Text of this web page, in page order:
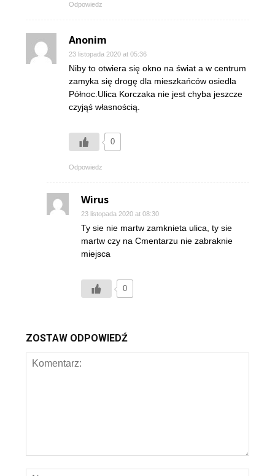
Odpowiedz
Anonim
23 listopada 2020 at 05:36
Niby to otwiera się okno na świat a w centrum
zamyka się drogę dla mieszkańców osiedla
Północ.Ulica Korczaka nie jest chyba jeszcze
czyjąś własnością.
0
Odpowiedz
Wirus
23 listopada 2020 at 08:30
Ty sie nie martw zamknieta ulica, ty sie
martw czy na Cmentarzu nie zabraknie
miejsca
0
ZOSTAW ODPOWIEDŹ